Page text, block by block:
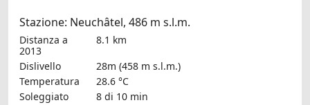
Stazione: Neuchâtel, 486 m s.l.m.
Distanza a
2013
8.1 km
Dislivello
28m (458 m s.l.m.)
Temperatura
28.6 °C
Soleggiato
8 di 10 min